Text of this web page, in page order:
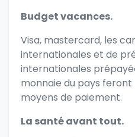
Budget vacances.
Visa, mastercard, les
internationales et de
internationales
monnaie du pays feront
moyens de paiement.
La santé avant tout.